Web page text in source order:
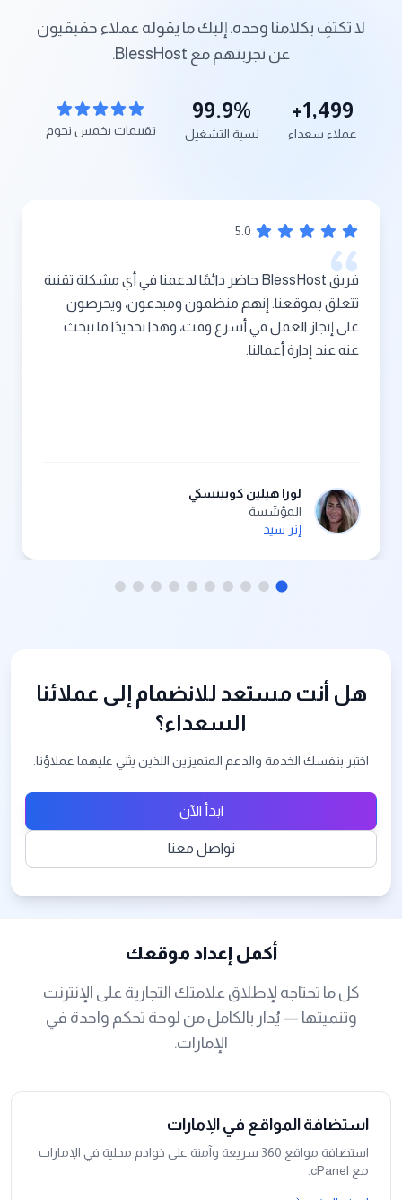
لا تكتفِ بكلامنا وحده. إليك ما يقوله عملاء حقيقيون
عن تجربتهم مع BlessHost.
1,500
+
عملاء سعداء
99.9%
نسبة التشغيل تقييمات بخمس نجوم
5 .0
فريق BlessHost حاضر دائمًا لدعمنا في أي مشكلة تقنية
تتعلق بموقعنا. إنهم منظمون ومبدعون، ويحرصون
على إنجاز العمل في أسرع وقت، وهذا تحديدًا ما نبحث
عنه عند إدارة أعمالنا.
لورا هيلين كوبينسكي
المؤسِّسة
إنر سيد
هل أنت مستعد للانضمام إلى عملائنا
السعداء؟
اختبر بنفسك الخدمة والدعم المتميزين اللذين يثني عليهما عملاؤنا.
ابدأ الآن
تواصل معنا
أكمل إعداد موقعك
كل ما تحتاجه لإطلاق علامتك التجارية على الإنترنت
وتنميتها — يُدار بالكامل من لوحة تحكم واحدة في
الإمارات.
استضافة المواقع في الإمارات
استضافة مواقع 360 سريعة وآمنة على خوادم محلية في الإمارات
مع cPanel.